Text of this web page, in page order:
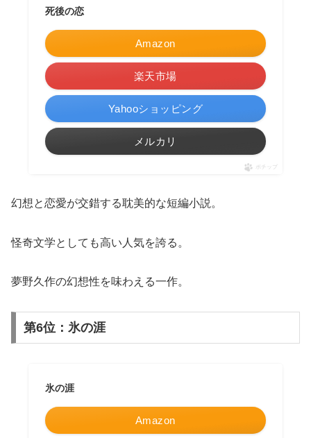
死後の恋
Amazon
楽天市場
Yahooショッピング
メルカリ
ポチップ
幻想と恋愛が交錯する耽美的な短編小説。
怪奇文学としても高い人気を誇る。
夢野久作の幻想性を味わえる一作。
第6位：氷の涯
氷の涯
Amazon